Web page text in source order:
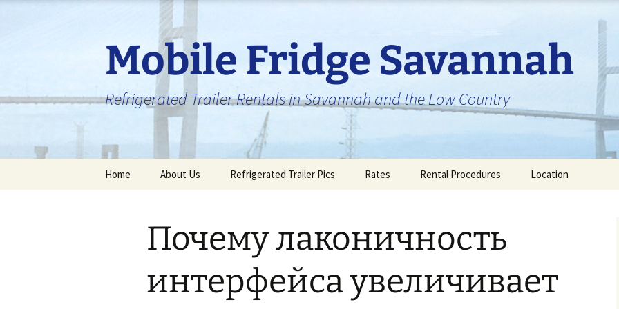
Mobile Fridge Savannah
Refrigerated Trailer Rentals in Savannah and the Low Country
Home About Us Refrigerated Trailer Pics Rates Rental Procedures Location
Почему лаконичность
интерфейса увеличивает